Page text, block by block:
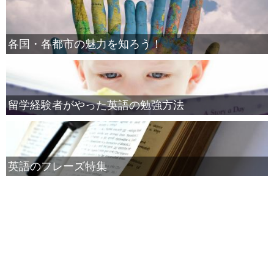
各国・各都市の魅力を知ろう！
留学経験者がやった英語の勉強方法
英語のフレーズ特集